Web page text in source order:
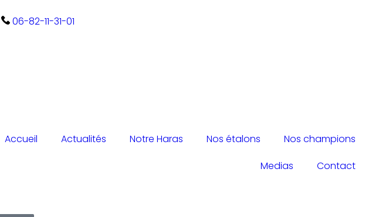
06-82-11-31-01
Accueil Actualités Notre Haras Nos étalons
Nos champions
Medias
Contact